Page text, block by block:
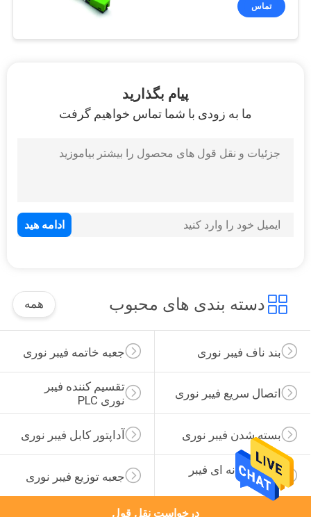
تماس
پیام بگذارید
ما به زودی با شما تماس خواهیم گرفت
دسته بندی های محبوب همه
جعبه خاتمه فیبر نوری بند ناف فیبر نوری
تقسیم کننده فیبر
نوری PLC
اتصال سریع فیبر نوری
آداپتور کابل فیبر نوری بسته شدن فیبر نوری
جعبه توزیع فیبر نوری
مبدل رسانه ای فیبر
نوری
درخواست نقل قول